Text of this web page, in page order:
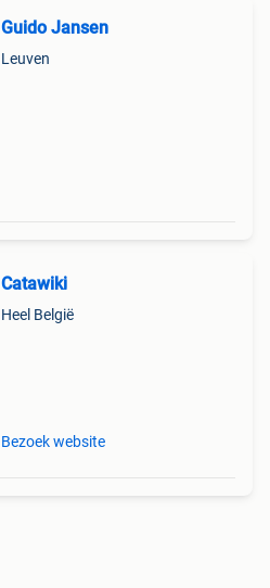
Guido Jansen
Leuven
Catawiki
Heel België
Bezoek website